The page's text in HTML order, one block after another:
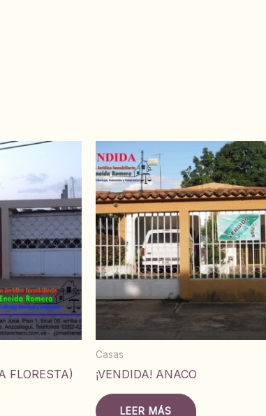
FLORESTA)
Casas
¡VENDIDA! ANACO
LEER MÁS